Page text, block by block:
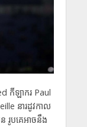
កីឡាករ Paul
នារដូវកាល
រូបគេអាចនឹង